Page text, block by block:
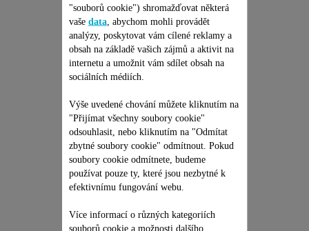
SOUPRAVA 2
KOVOVÝCH TRUBEK
RS-RT9086
Pro zachování účinnosti vašeho
vysavače
273,00 Kč
Přidat do nákupního košíku
"souborů cookie") shromažďovat některá
vaše data, abychom mohli provádět
analýzy, poskytovat vám cílené reklamy a
obsah na základě vašich zájmů a aktivit na
internetu a umožnit vám sdílet obsah na
sociálních médiích.
Výše uvedené chování můžete kliknutím na
"Přijímat všechny soubory cookie"
odsouhlasit, nebo kliknutím na "Odmítat
zbytné soubory cookie" odmítnout. Pokud
soubory cookie odmítnete, budeme
používat pouze ty, které jsou nezbytné k
efektivnímu fungování webu.
Více informací o různých kategoriích
souborů cookie a možnosti dalšího